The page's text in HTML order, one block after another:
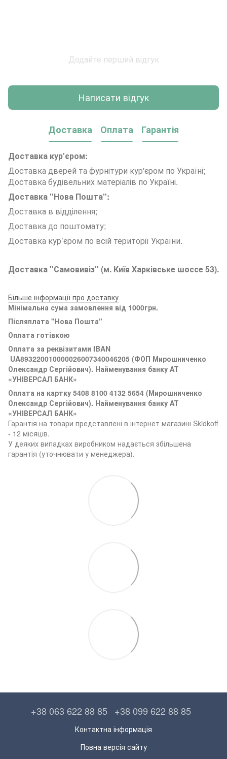
Додайте перший відгук
Написати відгук
Доставка Оплата Гарантія
Доставка кур'єром:
Доставка дверей та фурнітури кур'єром по Україні;
Доставка будівельних матеріалів по Україні.
Доставка "Нова Пошта":
Доставка в відділення;
Доставка до поштомату;
Доставка кур’єром по всій території України.
Доставка "Самовивіз" (м. Київ Харківське шоссе 53).
Більше інформації про доставку
Мінімальна сума замовлення від 1000грн.
Післяплата "Нова Пошта"
Оплата готівкою
Оплата за реквізитами IBAN
UA893220010000026007340046205 (ФОП Мирошниченко
Олександр Сергійович). Найменування банку АТ
«УНІВЕРСАЛ БАНК»
Оплата на картку 5408 8100 4132 5654 (Мирошниченко
Олександр Сергійович). Найменування банку АТ
«УНІВЕРСАЛ БАНК»
Гарантія на товари представлені в інтернет магазині Skidkoff
- 12 місяців.
У деяких випадках виробником надається збільшена
гарантія (уточнювати у менеджера).
+38 063 622 88 85 +38 099 622 88 85
Контактна інформація
Повна версія сайту